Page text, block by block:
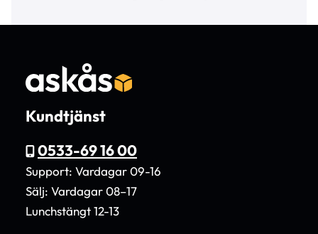
Kundtjänst
0533-69 16 00
Support: Vardagar 09-16
Sälj: Vardagar 08–17
Lunchstängt 12-13